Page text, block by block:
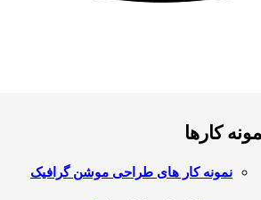
کارها
نمونه کار های طراحی موشن گرافیک